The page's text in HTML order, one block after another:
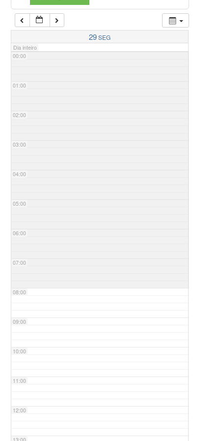
29SEG
Dia inteiro
00:00
01:00
02:00
03:00
04:00
05:00
06:00
07:00
08:00
09:00
10:00
11:00
12:00